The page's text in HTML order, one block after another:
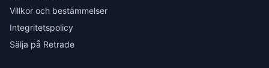
Villkor och bestämmelser
Integritetspolicy
Sälja på Retrade